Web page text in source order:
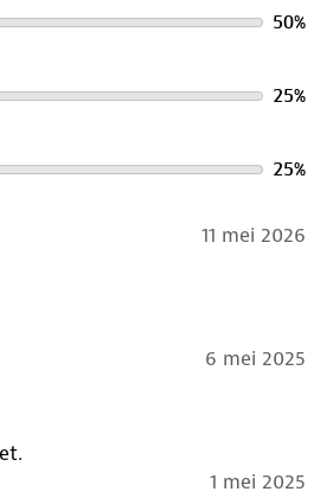
50%
25%
25%
11 mei 2026
6 mei 2025
1 mei 2025